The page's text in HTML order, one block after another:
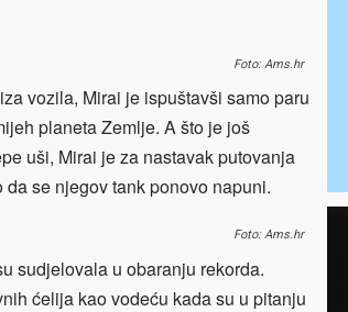
Foto: Ams.hr
vozila, Mirai je ispuštavši samo paru
planeta Zemlje. A što je još
uši, Mirai je za nastavak putovanja
se njegov tank ponovo napuni.
Foto: Ams.hr
sudjelovala u obaranju rekorda.
ćelija kao vodeću kada su u pitanju